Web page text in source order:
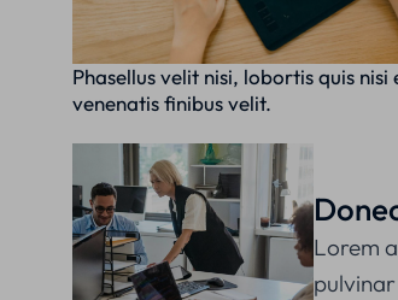
Phasellus velit nisi, lobortis quis nisi
venenatis finibus velit.
Lorem